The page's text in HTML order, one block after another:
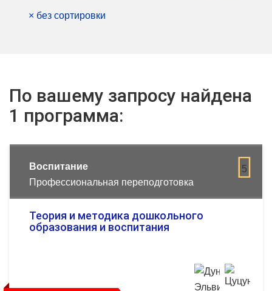
× без сортировки
По вашему запросу найдена
1 программа:
5
Воспитание
Профессиональная переподготовка
Теория и методика дошкольного
образования и воспитания